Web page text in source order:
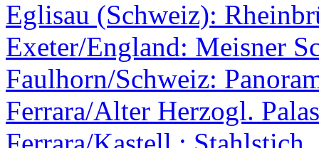
Eglisau (Schweiz):
Exeter/England: Meisner
Faulhorn/Schweiz:
Ferrara/Alter Herzogl.